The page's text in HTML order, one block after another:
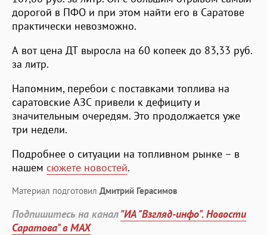
дорогой в ПФО и при этом найти его в Саратове
практически невозможно.
А вот цена ДТ выросла на 60 копеек до 83,33 руб.
за литр.
Напомним, перебои с поставками топлива на
саратовские АЗС привели к дефициту и
значительным очередям. Это продолжается уже
три недели.
Подробнее о ситуации на топливном рынке – в
нашем сюжете новостей.
Материал подготовил Дмитрий Герасимов
Подпишитесь на канал"ИА "Взгляд-инфо". Новости
Саратова" в MAX